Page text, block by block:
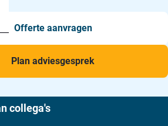
Menu
Alarmering
Offerte aanvragen
Plan adviesgesprek
werk
collega's